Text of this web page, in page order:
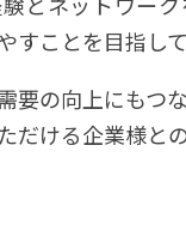
すことを目指して
要の向上にもつな
だける企業様と